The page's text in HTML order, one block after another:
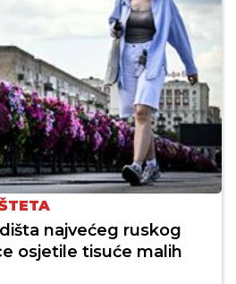
najvećeg ruskog
osjetile tisuće malih